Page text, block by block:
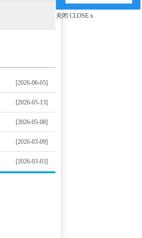
[2026-06-05]
[2026-05-13]
[2026-05-08]
[2026-03-09]
[2026-03-03]
关闭 CLOSE x